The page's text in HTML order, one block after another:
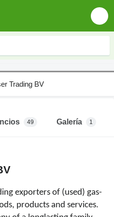
49 Galería 1
exporters of (used) gas-
products and services.